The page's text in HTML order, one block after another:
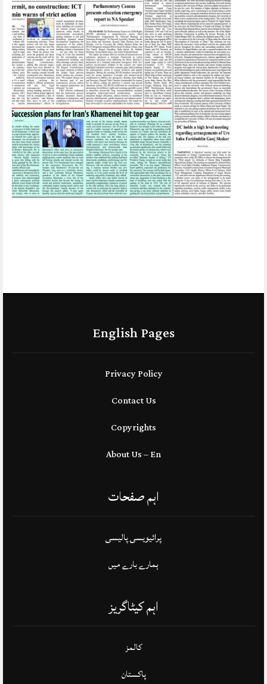
English Pages
Privacy Policy
Contact Us
Copyrights
About Us – En
اہم صفحات
پرائیویسی پالیسی
ہمارے بارے میں
اہم کیٹاگریز
کالمز
پاکستان